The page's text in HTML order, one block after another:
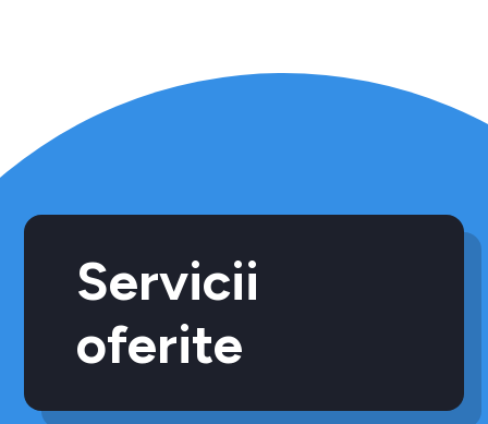
Servicii
oferite